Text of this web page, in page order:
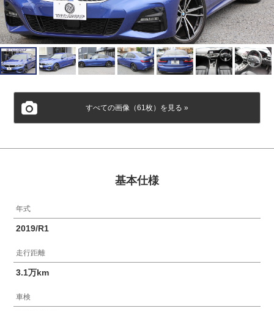
すべての画像（61枚）を見る »
基本仕様
年式
2019/R1
走行距離
3.1万km
車検